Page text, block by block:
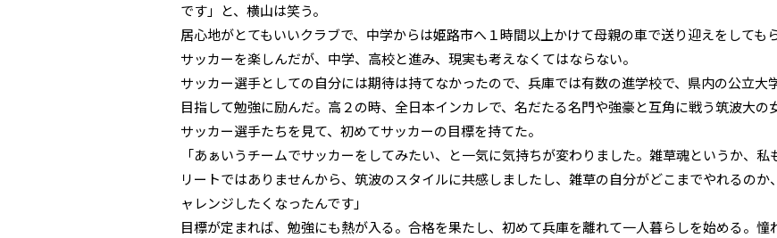
です」と、横山は笑う。
居心地がとてもいいクラブで、中学からは姫路市へ１時間以上かけて母親の車で送り迎えをしても
サッカーを楽しんだが、中学、高校と進み、現実も考えなくてはならない。
サッカー選手としての自分には期待は持てなかったので、兵庫では有数の進学校で、県内の公立大
目指して勉強に励んだ。高２の時、全日本インカレで、名だたる名門や強豪と互角に戦う筑波大の
サッカー選手たちを見て、初めてサッカーの目標を持てた。
「あぁいうチームでサッカーをしてみたい、と一気に気持ちが変わりました。雑草魂というか、私
リートではありませんから、筑波のスタイルに共感しましたし、雑草の自分がどこまでやれるのか
ャレンジしたくなったんです」
目標が定まれば、勉強にも熱が入る。合格を果たし、初めて兵庫を離れて一人暮らしを始める。憧